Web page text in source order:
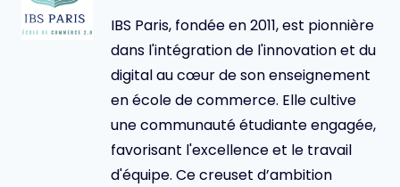
IBS Paris, fondée en 2011, est pionnière
dans l'intégration de l'innovation et du
digital au cœur de son enseignement
en école de commerce. Elle cultive
une communauté étudiante engagée,
favorisant l'excellence et le travail
d'équipe. Ce creuset d’ambition